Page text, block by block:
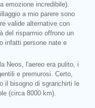
emozione incredibile).
a mio parere sono
valide alternative con
del risparmio offrono un
infatti persone nate e
Neos, l'aereo era pulito, i
e premurosi. Certo,
il bisogno di sgranchirti le
(circa 8000 km).